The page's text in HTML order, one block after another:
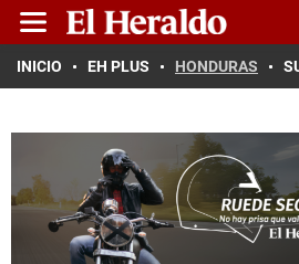
INICIO EH PLUS HONDURAS